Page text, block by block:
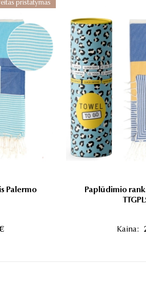
pristatymas
Palermo
Paplūdimio
Kaina: